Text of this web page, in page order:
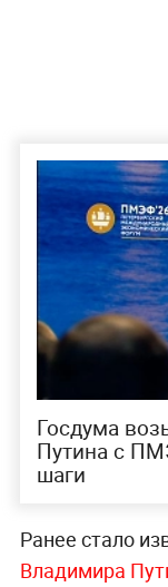
Госдума
Путина с
шаги
Ранее стало
Владимира